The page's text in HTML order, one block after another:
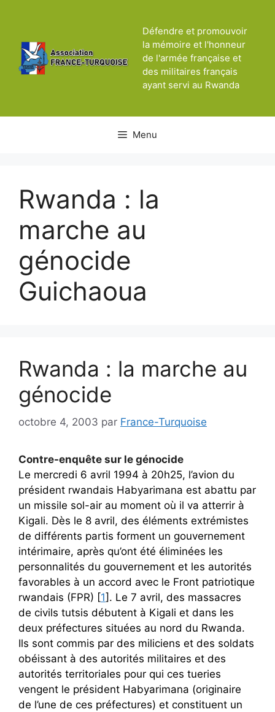
Défendre et promouvoir
la mémoire et l'honneur
de l'armée française et
des militaires français
ayant servi au Rwanda
Menu
Rwanda : la
marche au
génocide
Guichaoua
Rwanda : la marche au
génocide
octobre 4, 2003 par France-Turquoise
Contre-enquête sur le génocide
Le mercredi 6 avril 1994 à 20h25, l’avion du
président rwandais Habyarimana est abattu par
un missile sol-air au moment où il va atterrir à
Kigali. Dès le 8 avril, des éléments extrémistes
de différents partis forment un gouvernement
intérimaire, après qu’ont été éliminées les
personnalités du gouvernement et les autorités
favorables à un accord avec le Front patriotique
rwandais (FPR) [1]. Le 7 avril, des massacres
de civils tutsis débutent à Kigali et dans les
deux préfectures situées au nord du Rwanda.
Ils sont commis par des miliciens et des soldats
obéissant à des autorités militaires et des
autorités territoriales pour qui ces tueries
vengent le président Habyarimana (originaire
de l’une de ces préfectures) et constituent un